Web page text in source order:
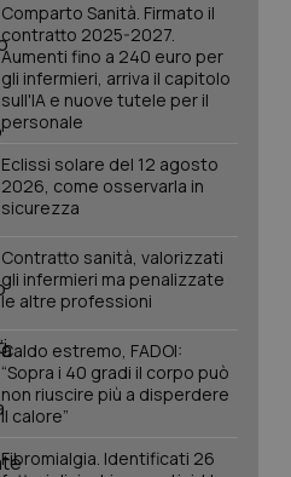
Comparto Sanità. Firmato il
contratto 2025-2027.
Aumenti fino a 240 euro per
gli infermieri, arriva il capitolo
sull'IA e nuove tutele per il
personale
Eclissi solare del 12 agosto
2026, come osservarla in
sicurezza
Contratto sanità, valorizzati
gli infermieri ma penalizzate
le altre professioni
Caldo estremo, FADOI:
“Sopra i 40 gradi il corpo può
non riuscire più a disperdere
il calore”
Fibromialgia. Identificati 26